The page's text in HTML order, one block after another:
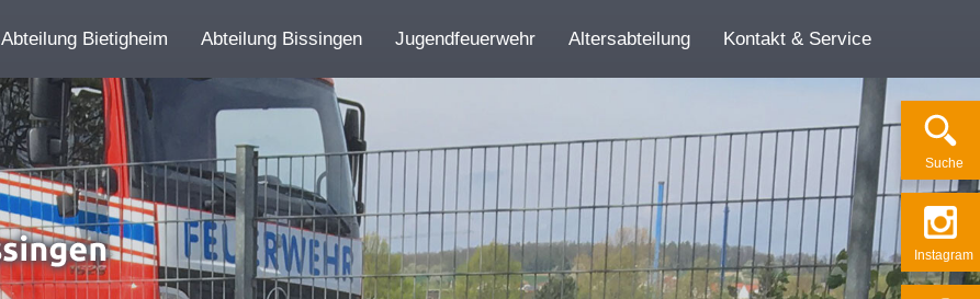
Abteilung Bietigheim Abteilung Bissingen Jugendfeuerwehr Altersabteilung Kontakt & Service
Su­che
Ins­ta­gram